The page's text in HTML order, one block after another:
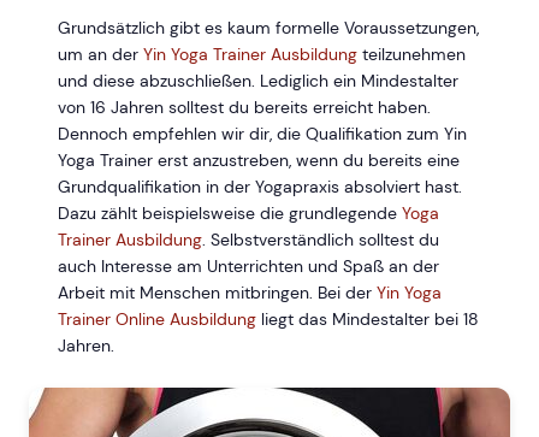
Grundsätzlich gibt es kaum formelle Voraussetzungen,
um an der Yin Yoga Trainer Ausbildung teilzunehmen
und diese abzuschließen. Lediglich ein Mindestalter
von 16 Jahren solltest du bereits erreicht haben.
Dennoch empfehlen wir dir, die Qualifikation zum Yin
Yoga Trainer erst anzustreben, wenn du bereits eine
Grundqualifikation in der Yogapraxis absolviert hast.
Dazu zählt beispielsweise die grundlegende Yoga
Trainer Ausbildung. Selbstverständlich solltest du
auch Interesse am Unterrichten und Spaß an der
Arbeit mit Menschen mitbringen. Bei der Yin Yoga
Trainer Online Ausbildung liegt das Mindestalter bei 18
Jahren.